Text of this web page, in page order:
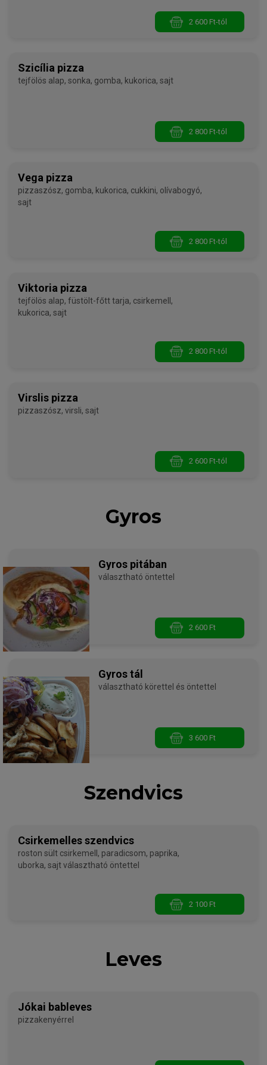
2 600 Ft-tól
Szicília pizza
tejfölös alap, sonka, gomba, kukorica, sajt
2 800 Ft-tól
Vega pizza
pizzaszósz, gomba, kukorica, cukkini, olívabogyó,
sajt
2 800 Ft-tól
Viktoria pizza
tejfölös alap, füstölt-főtt tarja, csirkemell,
kukorica, sajt
2 800 Ft-tól
Virslis pizza
pizzaszósz, virsli, sajt
2 600 Ft-tól
Gyros
Gyros pitában
választható öntettel
2 600 Ft
Gyros tál
választható körettel és öntettel
3 600 Ft
Szendvics
Csirkemelles szendvics
roston sült csirkemell, paradicsom, paprika,
uborka, sajt választható öntettel
2 100 Ft
Leves
Jókai bableves
pizzakenyérrel